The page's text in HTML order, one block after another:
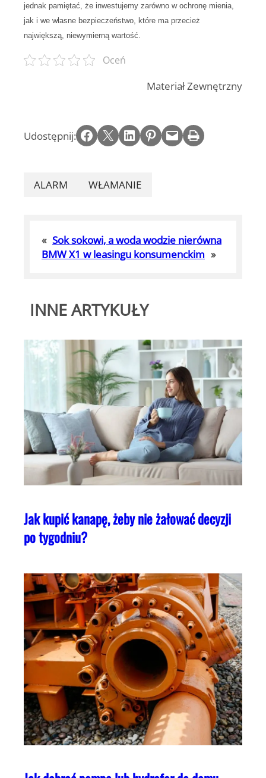
jednak pamiętać, że inwestujemy zarówno w ochronę mienia,
jak i we własne bezpieczeństwo, które ma przecież
największą, niewymierną wartość.
Oceń
Materiał Zewnętrzny
Udostępnij: Share on Facebook Email this Page Share on LinkedIn Share on Pinterest Email this Page Print this Page
ALARM WŁAMANIE
« Sok sokowi, a woda wodzie nierówna
BMW X1 w leasingu konsumenckim »
INNE ARTYKUŁY
Jak kupić kanapę, żeby nie żałować decyzji
po tygodniu?